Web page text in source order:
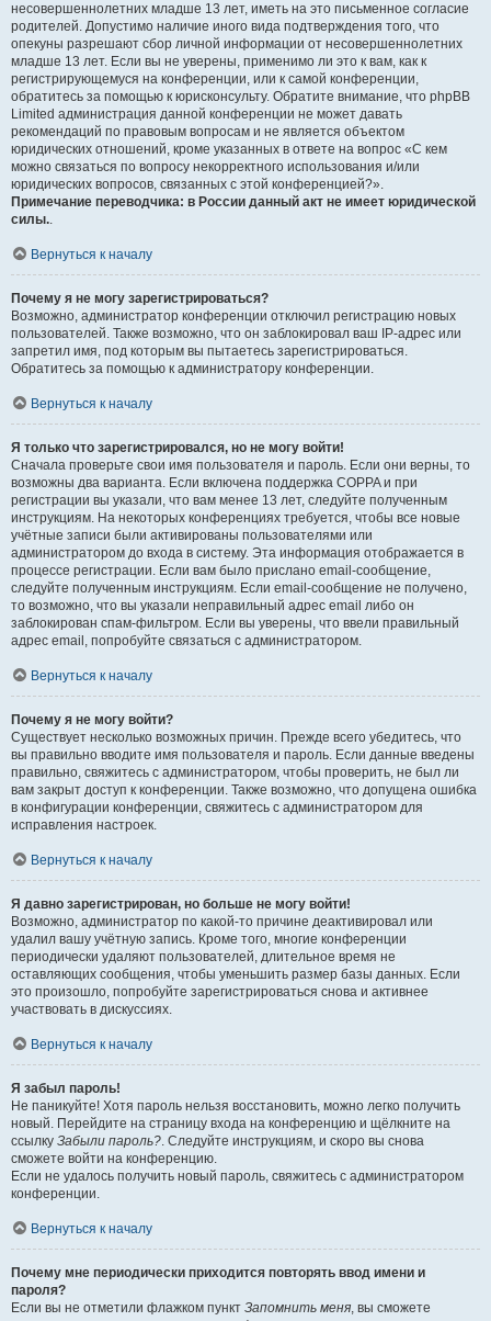
несовершеннолетних младше 13 лет, иметь на это письменное согласие
родителей. Допустимо наличие иного вида подтверждения того, что
опекуны разрешают сбор личной информации от несовершеннолетних
младше 13 лет. Если вы не уверены, применимо ли это к вам, как к
регистрирующемуся на конференции, или к самой конференции,
обратитесь за помощью к юрисконсульту. Обратите внимание, что phpBB
Limited администрация данной конференции не может давать
рекомендаций по правовым вопросам и не является объектом
юридических отношений, кроме указанных в ответе на вопрос «С кем
можно связаться по вопросу некорректного использования и/или
юридических вопросов, связанных с этой конференцией?».
Примечание переводчика: в России данный акт не имеет юридической
силы..
Вернуться к началу
Почему я не могу зарегистрироваться?
Возможно, администратор конференции отключил регистрацию новых
пользователей. Также возможно, что он заблокировал ваш IP-адрес или
запретил имя, под которым вы пытаетесь зарегистрироваться.
Обратитесь за помощью к администратору конференции.
Вернуться к началу
Я только что зарегистрировался, но не могу войти!
Сначала проверьте свои имя пользователя и пароль. Если они верны, то
возможны два варианта. Если включена поддержка COPPA и при
регистрации вы указали, что вам менее 13 лет, следуйте полученным
инструкциям. На некоторых конференциях требуется, чтобы все новые
учётные записи были активированы пользователями или
администратором до входа в систему. Эта информация отображается в
процессе регистрации. Если вам было прислано email-сообщение,
следуйте полученным инструкциям. Если email-сообщение не получено,
то возможно, что вы указали неправильный адрес email либо он
заблокирован спам-фильтром. Если вы уверены, что ввели правильный
адрес email, попробуйте связаться с администратором.
Вернуться к началу
Почему я не могу войти?
Существует несколько возможных причин. Прежде всего убедитесь, что
вы правильно вводите имя пользователя и пароль. Если данные введены
правильно, свяжитесь с администратором, чтобы проверить, не был ли
вам закрыт доступ к конференции. Также возможно, что допущена ошибка
в конфигурации конференции, свяжитесь с администратором для
исправления настроек.
Вернуться к началу
Я давно зарегистрирован, но больше не могу войти!
Возможно, администратор по какой-то причине деактивировал или
удалил вашу учётную запись. Кроме того, многие конференции
периодически удаляют пользователей, длительное время не
оставляющих сообщения, чтобы уменьшить размер базы данных. Если
это произошло, попробуйте зарегистрироваться снова и активнее
участвовать в дискуссиях.
Вернуться к началу
Я забыл пароль!
Не паникуйте! Хотя пароль нельзя восстановить, можно легко получить
новый. Перейдите на страницу входа на конференцию и щёлкните на
ссылку Забыли пароль?. Следуйте инструкциям, и скоро вы снова
сможете войти на конференцию.
Если не удалось получить новый пароль, свяжитесь с администратором
конференции.
Вернуться к началу
Почему мне периодически приходится повторять ввод имени и
пароля?
Если вы не отметили флажком пункт Запомнить меня, вы сможете